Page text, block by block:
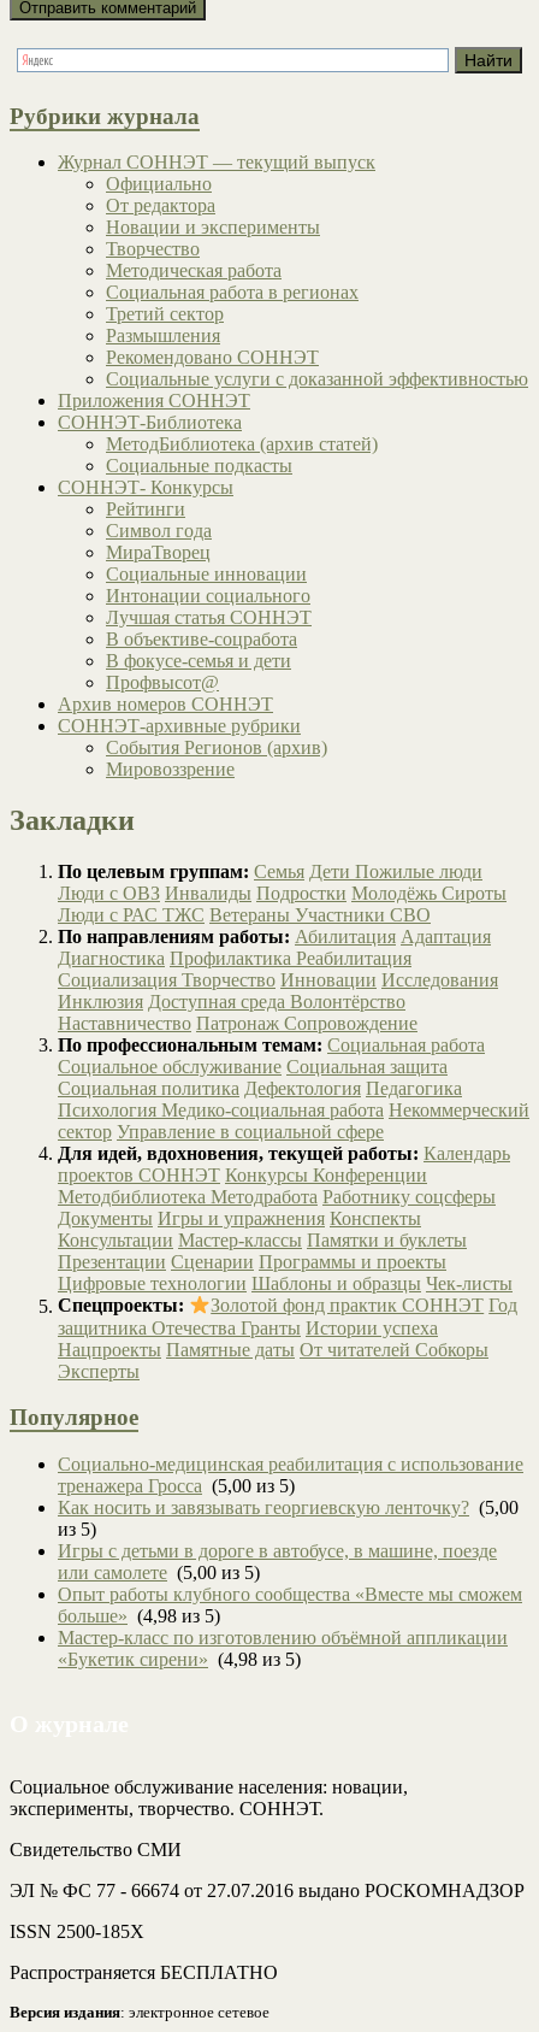
Рубрики журнала
Журнал СОННЭТ — текущий выпуск
Официально
От редактора
Новации и эксперименты
Творчество
Методическая работа
Социальная работа в регионах
Третий сектор
Размышления
Рекомендовано СОННЭТ
Социальные услуги с доказанной эффективностью
Приложения СОННЭТ
СОННЭТ-Библиотека
МетодБиблиотека (архив статей)
Социальные подкасты
СОННЭТ- Конкурсы
Рейтинги
Символ года
МираТворец
Социальные инновации
Интонации социального
Лучшая статья СОННЭТ
В объективе-соцработа
В фокусе-семья и дети
Профвысот@
Архив номеров СОННЭТ
СОННЭТ-архивные рубрики
События Регионов (архив)
Мировоззрение
Закладки
По целевым группам: Семья Дети Пожилые люди
Люди с ОВЗ Инвалиды Подростки Молодёжь Сироты
Люди с РАС ТЖС Ветераны Участники СВО
По направлениям работы: Абилитация Адаптация
Диагностика Профилактика Реабилитация
Социализация Творчество Инновации Исследования
Инклюзия Доступная среда Волонтёрство
Наставничество Патронаж Сопровождение
По профессиональным темам: Социальная работа
Социальное обслуживание Социальная защита
Социальная политика Дефектология Педагогика
Психология Медико-социальная работа Некоммерческий
сектор Управление в социальной сфере
Для идей, вдохновения, текущей работы: Календарь
проектов СОННЭТ Конкурсы Конференции
Методбиблиотека Методработа Работнику соцсферы
Документы Игры и упражнения Конспекты
Консультации Мастер-классы Памятки и буклеты
Презентации Сценарии Программы и проекты
Цифровые технологии Шаблоны и образцы Чек-листы
Спецпроекты:
Золотой фонд практик СОННЭТ Год
защитника Отечества Гранты Истории успеха
Нацпроекты Памятные даты От читателей Собкоры
Эксперты
Популярное
Социально-медицинская реабилитация с использование
тренажера Гросса (5,00 из 5)
Как носить и завязывать георгиевскую ленточку? (5,00
из 5)
Игры с детьми в дороге в автобусе, в машине, поезде
или самолете (5,00 из 5)
Опыт работы клубного сообщества «Вместе мы сможем
больше» (4,98 из 5)
Мастер-класс по изготовлению объёмной аппликации
«Букетик сирени» (4,98 из 5)
Социальное обслуживание населения: новации,
эксперименты, творчество. СОННЭТ.
Свидетельство СМИ
ЭЛ № ФС 77 - 66674 от 27.07.2016 выдано РОСКОМНАДЗОР
ISSN 2500-185Х
Распространяется БЕСПЛАТНО
Версия издания: электронное сетевое